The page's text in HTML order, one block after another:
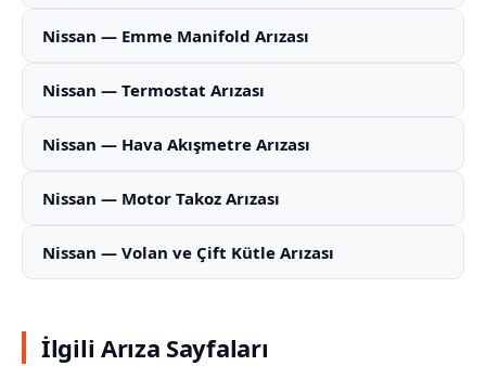
Nissan — Emme Manifold Arızası
Nissan — Termostat Arızası
Nissan — Hava Akışmetre Arızası
Nissan — Motor Takoz Arızası
Nissan — Volan ve Çift Kütle Arızası
İlgili Arıza Sayfaları